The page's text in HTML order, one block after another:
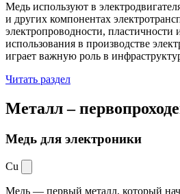
Медь используют в
и других компонентах
электропроводности,
использования в производстве
играет важную роль в
Читать раздел
Металл –
Медь для электроники
Cu
Медь — первый металл, который